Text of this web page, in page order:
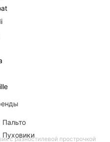
Пальто
Пуховики
с разностилевой прострочкой